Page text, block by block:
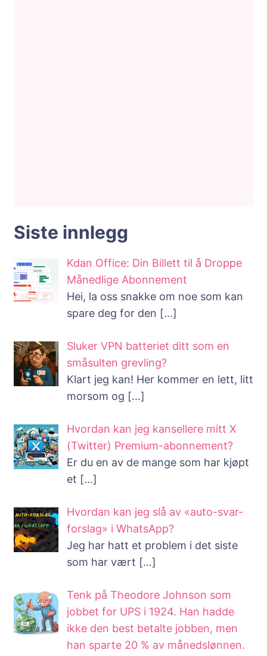
Siste innlegg
Kdan Office: Din Billett til å Droppe
Månedlige Abonnement
Hei, la oss snakke om noe som kan
spare deg for den […]
Sluker VPN batteriet ditt som en
småsulten grevling?
Klart jeg kan! Her kommer en lett, litt
morsom og […]
Hvordan kan jeg kansellere mitt X
(Twitter) Premium-abonnement?
Er du en av de mange som har kjøpt
et […]
Hvordan kan jeg slå av «auto-svar-
forslag» i WhatsApp?
Jeg har hatt et problem i det siste
som har vært […]
Tenk på Theodore Johnson som
jobbet for UPS i 1924. Han hadde
ikke den best betalte jobben, men
han sparte 20 % av månedslønnen.